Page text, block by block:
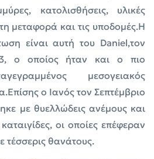
κατολισθήσεις, υλικές
μεταφορά και τις υποδομές.Η
είναι αυτή του Daniel,τον
ο οποίος ήταν και ο πιο
μεσογειακός
ο Ιανός τον Σεπτέμβριο
με θυελλώδεις ανέμους και
οι οποίες επέφεραν
τέσσερις θανάτους.